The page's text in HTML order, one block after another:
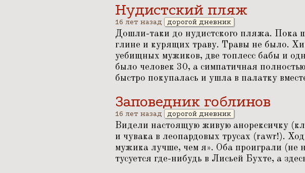
Нудистский пляж
16 лет назад дорогой дневник
Дошли-таки до нудистского пляжа. Пока
глине и курящих траву. Травы не было.
уебищных мужиков, две топлесс бабы и
было человек 30, а симпатичная
быстро покупалась и ушла в палатку
Заповедник гоблинов
16 лет назад дорогой дневник
Видели настоящую живую анорексичку
и чувака в леопардовых трусах (rawr!).
мужика лучше, чем я». Оба проиграли (не
тусуется где-нибудь в Лисьей Бухте, а